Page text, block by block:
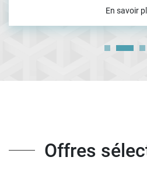
En savoir
Offres